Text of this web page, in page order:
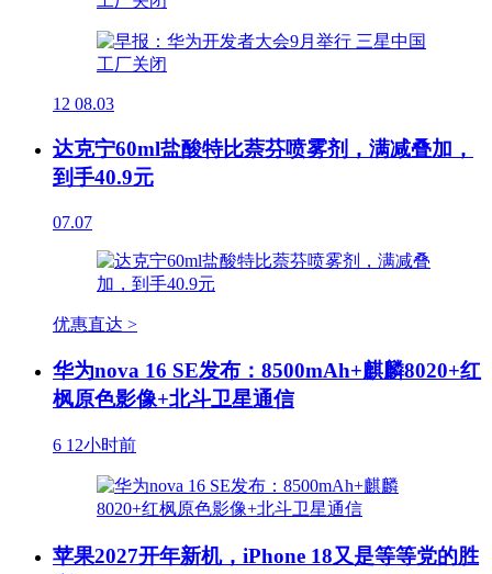
12 08.03
达克宁60ml盐酸特比萘芬喷雾剂，满减叠加，
到手40.9元
07.07
优惠直达 >
华为nova 16 SE发布：8500mAh+麒麟8020+红
枫原色影像+北斗卫星通信
6 12小时前
苹果2027开年新机，iPhone 18又是等等党的胜